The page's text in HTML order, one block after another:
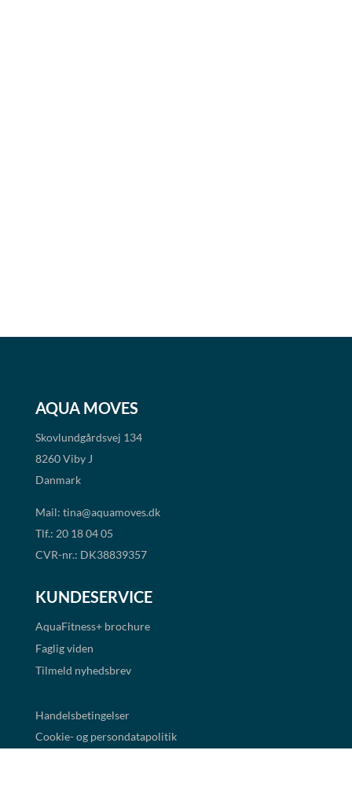
AQUA MOVES
Skovlundgårdsvej 134
8260 Viby J
Danmark
Mail: tina@aquamoves.dk
Tlf.: 20 18 04 05
CVR-nr.: DK38839357
KUNDESERVICE
AquaFitness+ brochure
Faglig viden
Tilmeld nyhedsbrev
Handelsbetingelser
Cookie- og persondatapolitik